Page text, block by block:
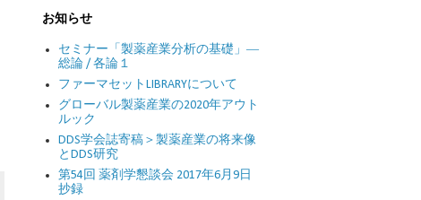
お知らせ
セミナー「製薬産業分析の基礎」―
総論 / 各論１
ファーマセットLIBRARYについて
グローバル製薬産業の2020年アウト
ルック
DDS学会誌寄稿＞製薬産業の将来像
とDDS研究
第54回 薬剤学懇談会 2017年6月9日
抄録